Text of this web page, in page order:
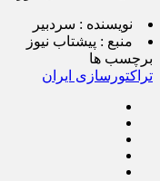
نویسنده : سردبیر
منبع : پیشتاب نیوز
برچسب ها
تراکتورسازی ایران